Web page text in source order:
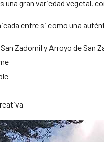
una gran variedad
entre si como una
Zadornil y Arroyo de San